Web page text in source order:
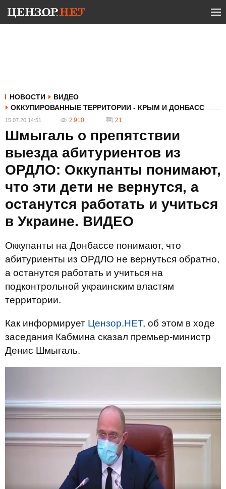
НОВОСТИ
ВИДЕО
ОККУПИРОВАННЫЕ ТЕРРИТОРИИ - КРЫМ И ДОНБАСС
15.07.20 14:51 2 910 21
Шмыгаль о препятствии
выезда абитуриентов из
ОРДЛО: Оккупанты понимают,
что эти дети не вернутся, а
останутся работать и учиться
в Украине. ВИДЕО
Оккупанты на Донбассе понимают, что
абитуриенты из ОРДЛО не вернуться обратно,
а останутся работать и учиться на
подконтрольной украинским властям
территории.
Как информирует Цензор.НЕТ, об этом в ходе
заседания Кабмина сказал премьер-министр
Денис Шмыгаль.